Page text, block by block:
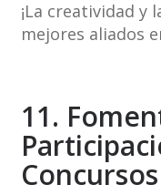
¡La creatividad y
mejores aliados
11.
Concursos